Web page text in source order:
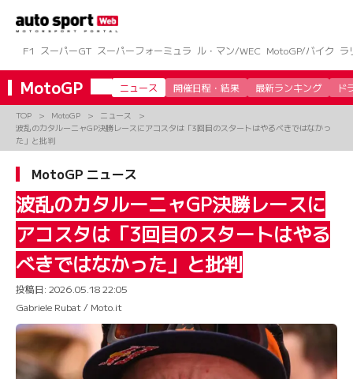
ツ
へ
ス
キ
F1 スーパーGT スーパーフォーミュラ ル・マン/WEC MotoGP/バイク ラ
MotoGP ニュース 開催日程・結果 最新ランキング ド
TOP MotoGP
ニュース
波乱のカタルーニャGP決勝レースにアコスタは「3回目のスタートはやるべきではなかっ
た」と批判
MotoGP ニュース
波乱のカタルーニャGP決勝レースに
アコスタは「3回目のスタートはやる
べきではなかった」と批判
投稿日: 2026.05.18 22:05
Gabriele Rubat / Moto.it